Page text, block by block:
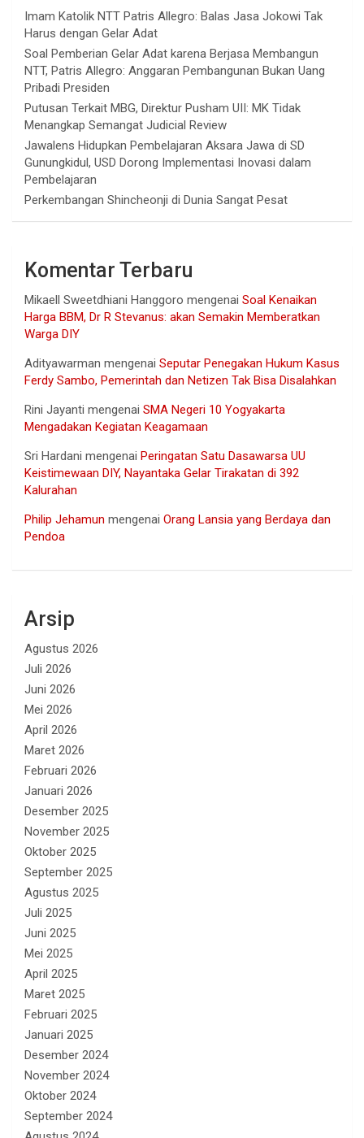
Imam Katolik NTT Patris Allegro: Balas Jasa Jokowi Tak
Harus dengan Gelar Adat
Soal Pemberian Gelar Adat karena Berjasa Membangun
NTT, Patris Allegro: Anggaran Pembangunan Bukan Uang
Pribadi Presiden
Putusan Terkait MBG, Direktur Pusham UII: MK Tidak
Menangkap Semangat Judicial Review
Jawalens Hidupkan Pembelajaran Aksara Jawa di SD
Gunungkidul, USD Dorong Implementasi Inovasi dalam
Pembelajaran
Perkembangan Shincheonji di Dunia Sangat Pesat
Komentar Terbaru
Mikaell Sweetdhiani Hanggoro mengenai Soal Kenaikan
Harga BBM, Dr R Stevanus: akan Semakin Memberatkan
Warga DIY
Adityawarman mengenai Seputar Penegakan Hukum Kasus
Ferdy Sambo, Pemerintah dan Netizen Tak Bisa Disalahkan
Rini Jayanti mengenai SMA Negeri 10 Yogyakarta
Mengadakan Kegiatan Keagamaan
Sri Hardani mengenai Peringatan Satu Dasawarsa UU
Keistimewaan DIY, Nayantaka Gelar Tirakatan di 392
Kalurahan
Philip Jehamun mengenai Orang Lansia yang Berdaya dan
Pendoa
Arsip
Agustus 2026
Juli 2026
Juni 2026
Mei 2026
April 2026
Maret 2026
Februari 2026
Januari 2026
Desember 2025
November 2025
Oktober 2025
September 2025
Agustus 2025
Juli 2025
Juni 2025
Mei 2025
April 2025
Maret 2025
Februari 2025
Januari 2025
Desember 2024
November 2024
Oktober 2024
September 2024